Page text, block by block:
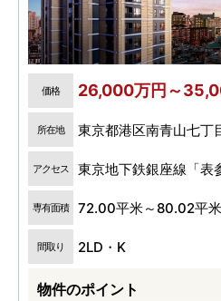
価格 26,000万円～
所在地 東京都港区南青山七丁
アクセス 東京地下鉄銀座線「表
専有面積 72.00平米～80.02平米
間取り 2LD・K
物件のポイント